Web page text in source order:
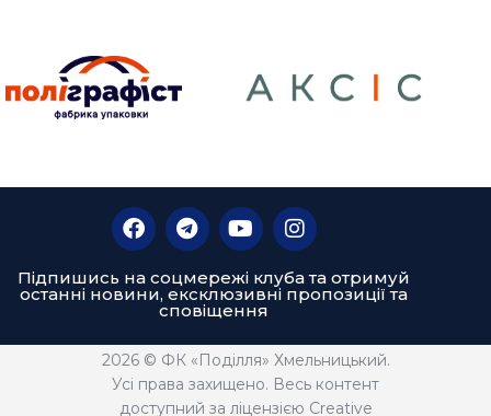
Підпишись на соцмережі клуба та отримуй
останні новини, ексклюзивні пропозиції та
сповіщення
2026 © ФК «Поділля» Хмельницький.
Усі права захищено. Весь контент
доступний за ліцензією Creative